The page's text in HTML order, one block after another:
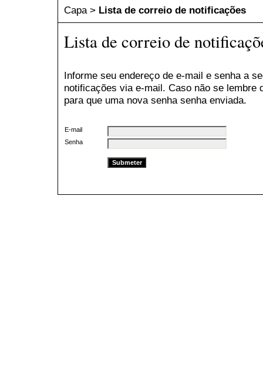
Capa> Lista de correio de notificações
Lista de correio de
Informe seu endereço de e-mail e senha a
notificações via e-mail. Caso não se lembre
para que uma nova senha senha enviada.
E-mail
Senha